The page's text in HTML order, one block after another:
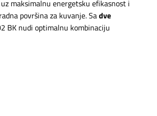
maksimalnu energetsku efikasnost i
površina za kuvanje. Sadve
BK nudi optimalnu kombinaciju